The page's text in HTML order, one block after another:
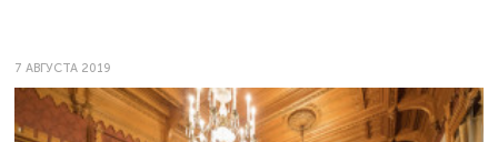
7 АВГУСТА 2019